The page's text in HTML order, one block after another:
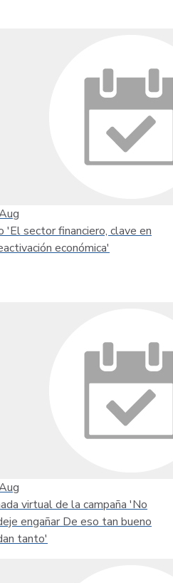
'El sector financiero, clave en
económica'
virtual de la campaña 'No
engañar De eso tan bueno
tanto'